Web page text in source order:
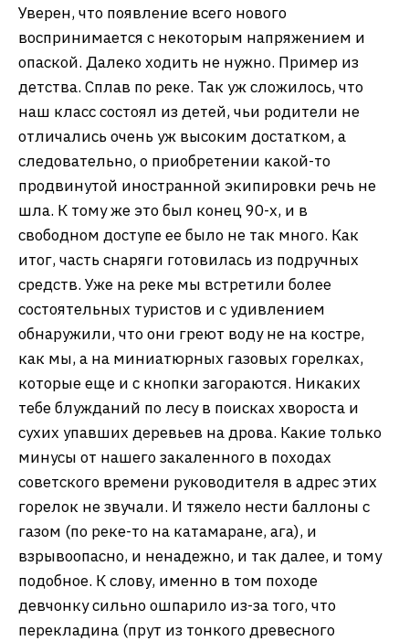
Уверен, что появление всего нового
воспринимается с некоторым напряжением и
опаской. Далеко ходить не нужно. Пример из
детства. Сплав по реке. Так уж сложилось, что
наш класс состоял из детей, чьи родители не
отличались очень уж высоким достатком, а
следовательно, о приобретении какой-то
продвинутой иностранной экипировки речь не
шла. К тому же это был конец 90-х, и в
свободном доступе ее было не так много. Как
итог, часть снаряги готовилась из подручных
средств. Уже на реке мы встретили более
состоятельных туристов и с удивлением
обнаружили, что они греют воду не на костре,
как мы, а на миниатюрных газовых горелках,
которые еще и с кнопки загораются. Никаких
тебе блужданий по лесу в поисках хвороста и
сухих упавших деревьев на дрова. Какие только
минусы от нашего закаленного в походах
советского времени руководителя в адрес этих
горелок не звучали. И тяжело нести баллоны с
газом (по реке-то на катамаране, ага), и
взрывоопасно, и ненадежно, и так далее, и тому
подобное. К слову, именно в том походе
девчонку сильно ошпарило из-за того, что
перекладина (прут из тонкого древесного